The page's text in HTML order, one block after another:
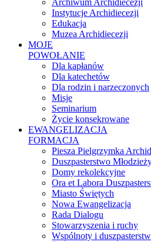
Instytucje Archidiecezji
Edukacja
Muzea Archidiecezji
MOJE
POWOŁANIE
Dla kapłanów
Dla katechetów
Dla rodzin i narzeczonych
Misje
Seminarium
Życie konsekrowane
EWANGELIZACJA
FORMACJA
Piesza Pielgrzymka
Duszpasterstwo
Domy rekolekcyjne
Ora et Labora
Miasto Świętych
Nowa Ewangelizacja
Rada Dialogu
Stowarzyszenia i ruchy
Wspólnoty i